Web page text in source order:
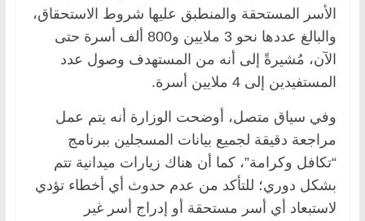
الأسر المستحقة والمنطبق عليها شروط الاستحقاق،
والبالغ عددها نحو 3 ملايين و800 ألف أسرة حتى
الآن، مُشيرةً إلى أنه من المستهدف وصول عدد
المستفيدين إلى 4 ملايين أسرة.
وفي سياق متصل، أوضحت الوزارة أنه يتم عمل
مراجعة دقيقة لجميع بيانات المسجلين ببرنامج
“تكافل وكرامة”، كما أن هناك زيارات ميدانية تتم
بشكل دوري؛ للتأكد من عدم حدوث أي أخطاء تؤدي
لاستبعاد أي أسر مستحقة أو إدراج أسر غير